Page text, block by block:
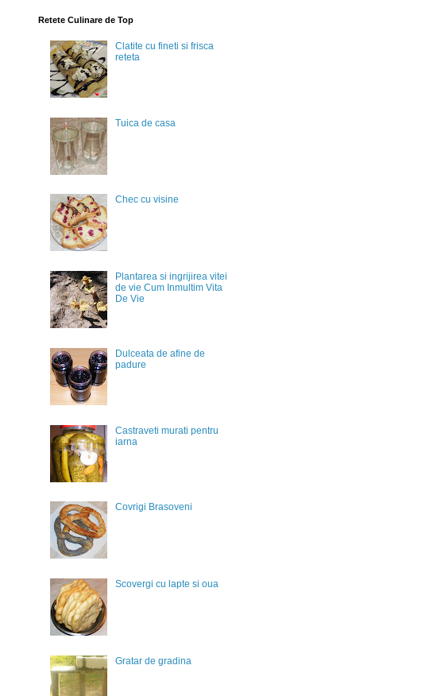
Retete Culinare de Top
Clatite cu fineti si frisca
reteta
Tuica de casa
Chec cu visine
Plantarea si ingrijirea vitei
de vie Cum Inmultim Vita
De Vie
Dulceata de afine de
padure
Castraveti murati pentru
iarna
Covrigi Brasoveni
Scovergi cu lapte si oua
Gratar de gradina